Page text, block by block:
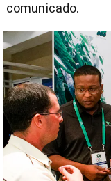
comunicado.